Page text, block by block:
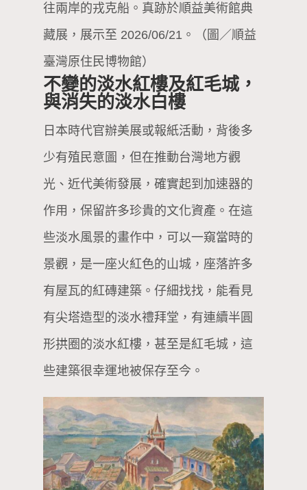
往兩岸的戎克船。真跡於順益美術館典
藏展，展示至 2026/06/21。（圖／順益
臺灣原住民博物館）
不變的淡水紅樓及紅毛城，
與消失的淡水白樓
日本時代官辦美展或報紙活動，背後多
少有殖民意圖，但在推動台灣地方觀
光、近代美術發展，確實起到加速器的
作用，保留許多珍貴的文化資產。在這
些淡水風景的畫作中，可以一窺當時的
景觀，是一座火紅色的山城，座落許多
有屋瓦的紅磚建築。仔細找找，能看見
有尖塔造型的淡水禮拜堂，有連續半圓
形拱圈的淡水紅樓，甚至是紅毛城，這
些建築很幸運地被保存至今。